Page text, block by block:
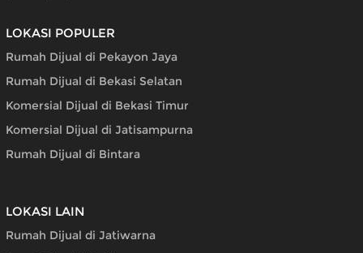
LOKASI POPULER
Rumah Dijual di Pekayon Jaya
Rumah Dijual di Bekasi Selatan
Komersial Dijual di Bekasi Timur
Komersial Dijual di Jatisampurna
Rumah Dijual di Bintara
LOKASI LAIN
Rumah Dijual di Jatiwarna